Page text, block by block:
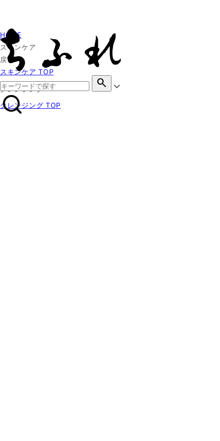
search
HOME
スキンケア
戻る
スキンケア TOP
クレンジング
クレンジング TOP